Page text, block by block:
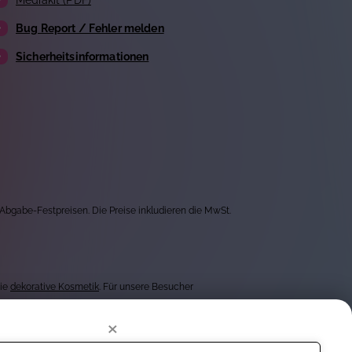
Bug Report / Fehler melden
Sicherheitsinformationen
Festpreisen. Die Preise inkludieren die MwSt.
dekorative Kosmetik . Für unsere Besucher
Produkten von mehr als 1.000 Marken, bieten
×